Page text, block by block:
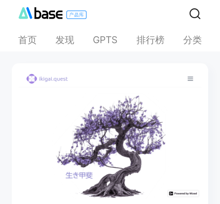
首页 发现 GPTS 排行榜 分类